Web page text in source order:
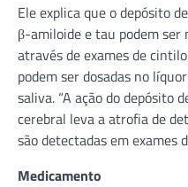
Ele explica que o depósito
β-amiloide e tau podem ser
através de exames de
podem ser dosadas no
saliva. “A ação do depósito
cerebral leva a atrofia de
são detectadas em exames
Medicamento